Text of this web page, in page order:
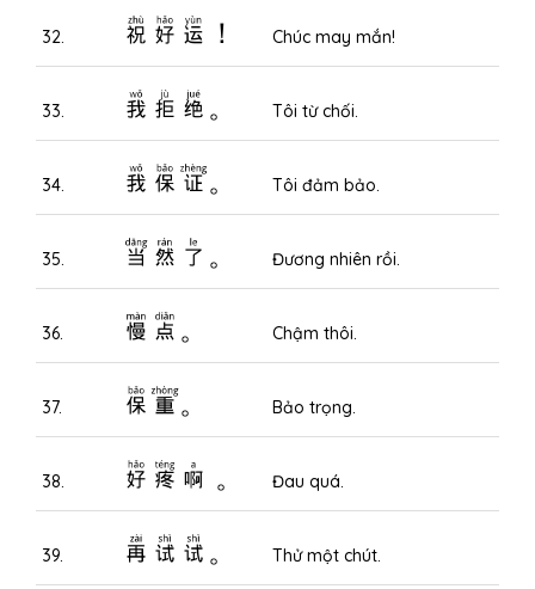
32. 祝好运！ Chúc may mắn!
33. 我拒绝。 Tôi từ chối.
34. 我保证。 Tôi đảm bảo.
35. 当然了。 Đương nhiên rồi.
36. 慢点。 Chậm thôi.
37. 保重。 Bảo trọng.
38. 好疼啊 。 Đau quá.
39. 再试试。 Thử một chút.